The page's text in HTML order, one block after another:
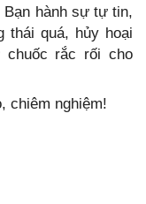
hành sự tự tin,
thái quá, hủy hoại
rắc rối cho
chiêm nghiệm!